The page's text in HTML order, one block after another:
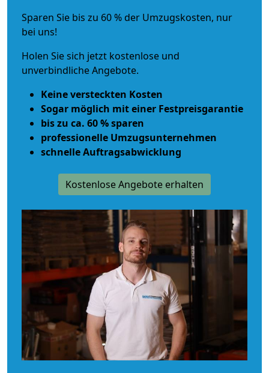
Sparen Sie bis zu 60 % der Umzugskosten, nur
bei uns!
Holen Sie sich jetzt kostenlose und
unverbindliche Angebote.
Keine versteckten Kosten
Sogar möglich mit einer Festpreisgarantie
bis zu ca. 60 % sparen
professionelle Umzugsunternehmen
schnelle Auftragsabwicklung
Kostenlose Angebote erhalten